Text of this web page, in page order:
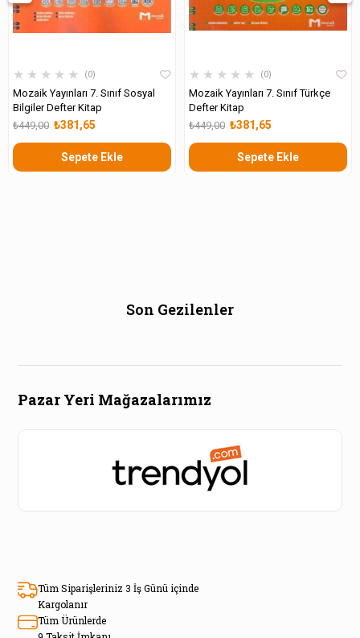
★ ★ ★ ★ ★ 0
Mozaik Yayınları 7. Sınıf Sosyal
Bilgiler Defter Kitap
₺381,65
₺449,00
Sepete Ekle
★ ★ ★ ★ ★ 0
Mozaik Yayınları 7. Sınıf Türkçe
Defter Kitap
₺381,65
₺449,00
Sepete Ekle
Son Gezilenler
Pazar Yeri Mağazalarımız
Tüm Siparişleriniz 3 İş Günü içinde
Kargolanır
Tüm Ürünlerde